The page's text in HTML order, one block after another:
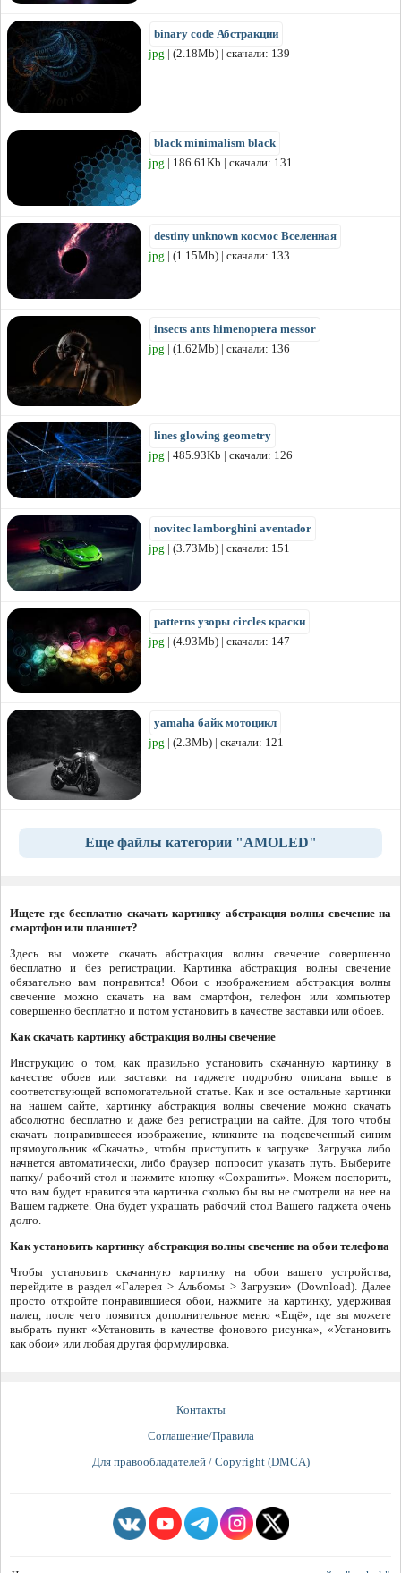
binary code Абстракции
jpg | (2.18Mb) | скачали: 139
black minimalism black
jpg | 186.61Kb | скачали: 131
destiny unknown космос Вселенная
jpg | (1.15Mb) | скачали: 133
insects ants himenoptera messor
jpg | (1.62Mb) | скачали: 136
lines glowing geometry
jpg | 485.93Kb | скачали: 126
novitec lamborghini aventador
jpg | (3.73Mb) | скачали: 151
patterns узоры circles краски
jpg | (4.93Mb) | скачали: 147
yamaha байк мотоцикл
jpg | (2.3Mb) | скачали: 121
Еще файлы категории "AMOLED"
Ищете где бесплатно скачать картинку абстракция волны свечение на
смартфон или планшет?
Здесь вы можете скачать абстракция волны свечение совершенно
бесплатно и без регистрации. Картинка абстракция волны свечение
обязательно вам понравится! Обои с изображением абстракция волны
свечение можно скачать на вам смартфон, телефон или компьютер
совершенно бесплатно и потом установить в качестве заставки или обоев.
Как скачать картинку абстракция волны свечение
Инструкцию о том, как правильно установить скачанную картинку в
качестве обоев или заставки на гаджете подробно описана выше в
соответствующей вспомогательной статье. Как и все остальные картинки
на нашем сайте, картинку абстракция волны свечение можно скачать
абсолютно бесплатно и даже без регистрации на сайте. Для того чтобы
скачать понравившееся изображение, кликните на подсвеченный синим
прямоугольник «Скачать», чтобы приступить к загрузке. Загрузка либо
начнется автоматически, либо браузер попросит указать путь. Выберите
папку/ рабочий стол и нажмите кнопку «Сохранить». Можем поспорить,
что вам будет нравится эта картинка сколько бы вы не смотрели на нее на
Вашем гаджете. Она будет украшать рабочий стол Вашего гаджета очень
долго.
Как установить картинку абстракция волны свечение на обои телефона
Чтобы установить скачанную картинку на обои вашего устройства,
перейдите в раздел «Галерея > Альбомы > Загрузки» (Download). Далее
просто откройте понравившиеся обои, нажмите на картинку, удерживая
палец, после чего появится дополнительное меню «Ещё», где вы можете
выбрать пункт «Установить в качестве фонового рисунка», «Установить
как обои» или любая другая формулировка.
Контакты
Соглашение/Правила
Для правообладателей / Copyright (DMCA)